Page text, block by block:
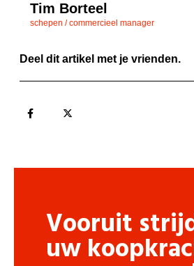
Tim Borteel
schepen / commercieel manager
Deel dit artikel met je vrienden.
Vooruit
uw